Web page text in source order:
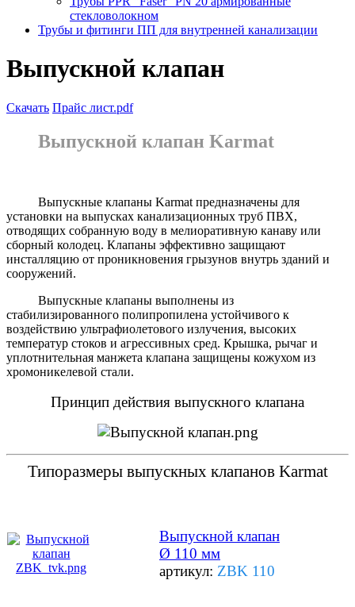
стекловолокном
Трубы и фитинги ПП для внутренней канализации
Выпускной клапан
Скачать Прайс лист.pdf
Выпускной клапан Karmat
Выпускные клапаны Karmat предназначены для
установки на выпусках канализационных труб ПВХ,
отводящих собранную воду в мелиоративную канаву или
сборный колодец. Клапаны эффективно защищают
инсталляцию от проникновения грызунов внутрь зданий и
сооружений.
Выпускные клапаны выполнены из
стабилизированного полипропилена устойчивого к
воздействию ультрафиолетового излучения, высоких
температур стоков и агрессивных сред. Крышка, рычаг и
уплотнительная манжета клапана защищены кожухом из
хромоникелевой стали.
Принцип действия выпускного клапана
Типоразмеры выпускных клапанов Karmat
Выпускной клапан
Ø 110 мм
артикул: ZBK 110